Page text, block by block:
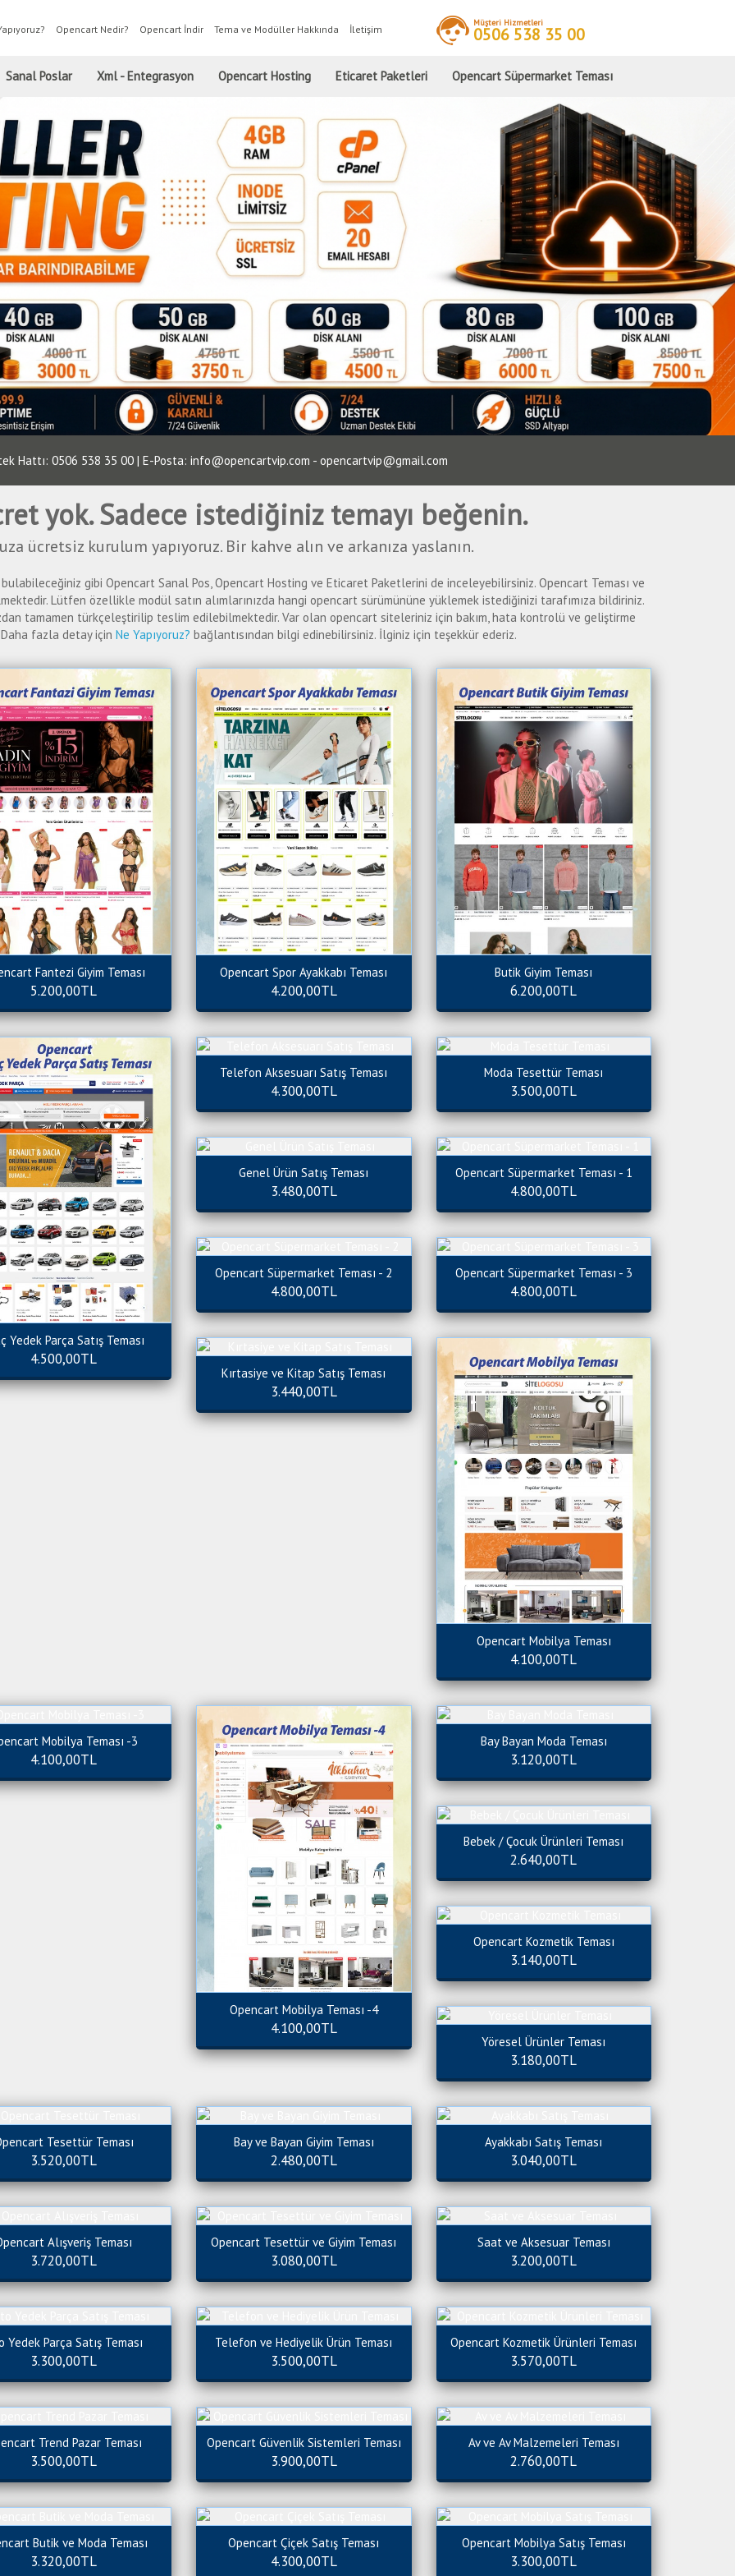
Opencart Nedir? Opencart İndir Tema ve Modüller Hakkında İletişim
Müşteri Hizmetleri
0506 538 35 00
Sanal Poslar Xml - Entegrasyon Opencart Hosting Eticaret Paketleri Opencart Süpermarket Teması
Hattı: 0506 538 35 00 | E-Posta: info@opencartvip.com - opencartvip@gmail.com
yok. Sadece istediğiniz temayı beğenin.
ücretsiz kurulum yapıyoruz. Bir kahve alın ve arkanıza yaslanın.
gibi Opencart Sanal Pos, Opencart Hosting ve Eticaret Paketlerini de inceleyebilirsiniz. Opencart Teması ve
Lütfen özellikle modül satın alımlarınızda hangi opencart sürümününe yüklemek istediğinizi tarafımıza bildiriniz.
tamamen türkçeleştirilip teslim edilebilmektedir. Var olan opencart siteleriniz için bakım, hata kontrolü ve geliştirme
Daha fazla detay için Ne Yapıyoruz? bağlantısından bilgi edinebilirsiniz. İlginiz için teşekkür ederiz.
Fantezi Giyim Teması
5.200,00TL
Opencart Spor Ayakkabı Teması
4.200,00TL
Butik Giyim Teması
6.200,00TL
Yedek Parça Satış Teması
4.500,00TL
Telefon Aksesuarı Satış Teması
4.300,00TL
Moda Tesettür Teması
3.500,00TL
Genel Ürün Satış Teması
3.480,00TL
Opencart Süpermarket Teması - 1
4.800,00TL
Opencart Süpermarket Teması - 2
4.800,00TL
Opencart Süpermarket Teması - 3
4.800,00TL
Kırtasiye ve Kitap Satış Teması
3.440,00TL
Opencart Mobilya Teması
4.100,00TL
Mobilya Teması -3
4.100,00TL
Opencart Mobilya Teması -4
4.100,00TL
Bay Bayan Moda Teması
3.120,00TL
Bebek / Çocuk Ürünleri Teması
2.640,00TL
Opencart Kozmetik Teması
3.140,00TL
Yöresel Ürünler Teması
3.180,00TL
Tesettür Teması
3.520,00TL
Bay ve Bayan Giyim Teması
2.480,00TL
Ayakkabı Satış Teması
3.040,00TL
Alışveriş Teması
3.720,00TL
Opencart Tesettür ve Giyim Teması
3.080,00TL
Saat ve Aksesuar Teması
3.200,00TL
Yedek Parça Satış Teması
3.300,00TL
Telefon ve Hediyelik Ürün Teması
3.500,00TL
Opencart Kozmetik Ürünleri Teması
3.570,00TL
Trend Pazar Teması
3.500,00TL
Opencart Güvenlik Sistemleri Teması
3.900,00TL
Av ve Av Malzemeleri Teması
2.760,00TL
Butik ve Moda Teması
3.320,00TL
Opencart Çiçek Satış Teması
4.300,00TL
Opencart Mobilya Satış Teması
3.300,00TL